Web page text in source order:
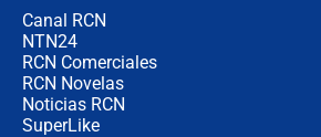
Canal RCN
NTN24
RCN Comerciales
RCN Novelas
Noticias RCN
SuperLike